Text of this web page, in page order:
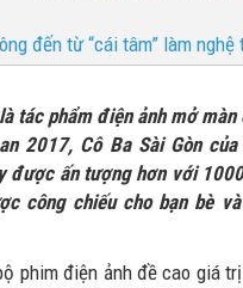
đến từ “cái tâm” làm nghệ
tác phẩm điện ảnh mở màn
2017, Cô Ba Sài Gòn của
được ấn tượng hơn với
công chiếu cho bạn bè
phim điện ảnh đề cao giá